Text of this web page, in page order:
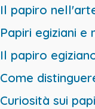
Il papiro
Papiri egiziani e
Il papiro
Come
Curiosità sui